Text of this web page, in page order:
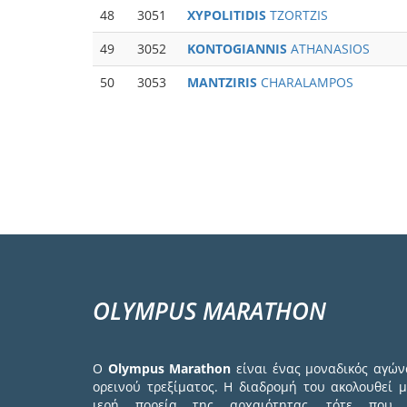
48
3051 XYPOLITIDIS TZORTZIS
49
3052 KONTOGIANNIS ATHANASIOS
50
3053 MANTZIRIS CHARALAMPOS
OLYMPUS MARATHON
Ο Olympus Marathon είναι ένας μοναδικός
ορεινού τρεξίματος. Η διαδρομή του ακολουθεί